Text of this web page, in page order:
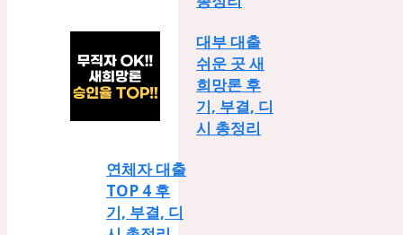
대부 대출
쉬운 곳 새
희망론 후
기, 부결, 디
시 총정리